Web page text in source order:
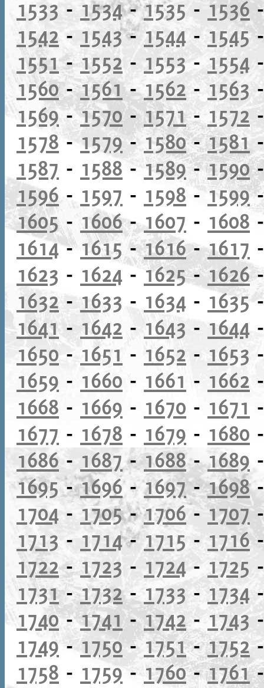
1533 - 1534-1535 - 1536
1542 - 1543-1544- 1545
1551-1552 - 1553- 1554
1560-1561-1562-1563
1569-1570-1571- 1572
1578-1579- 1580-1581
1587 - 1588 -1589-1590
1596- 1597 - 1598 - 1599
1605- 1606-1607 - 1608
1614- 1615 -1616-1617
1623 - 1624 - 1625-1626
1632-1633 - 1634 - 1635
1641- 1642 - 1643 - 1644
1650- 1651 - 1652 - 1653
1659 - 1660 - 1661 - 1662
1668 - 1669 - 1670 - 1671
1677 - 1678 - 1679 - 1680
1686 - 1687-1688-1689
1695-1696-1697-1698
1704 - 1705-1706-1707
1713 - 1714- 1715- 1716
1722-1723 - 1724- 1725
1731-1732-1733- 1734
1740-1741-1742 -1743
1749-1750-1751-1752
1758 - 1759-1760-1761